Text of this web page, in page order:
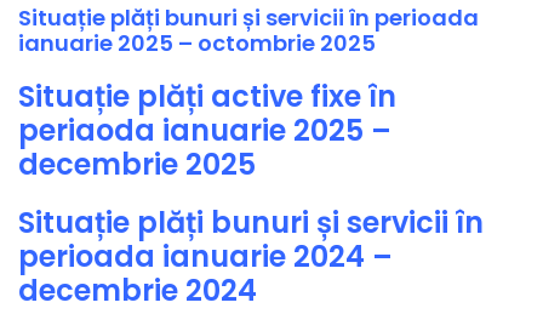
Situație plăți bunuri și servicii în perioada
ianuarie 2025 – octombrie 2025
Situație plăți active fixe în
periaoda ianuarie 2025 –
decembrie 2025
Situație plăți bunuri și servicii în
perioada ianuarie 2024 –
decembrie 2024